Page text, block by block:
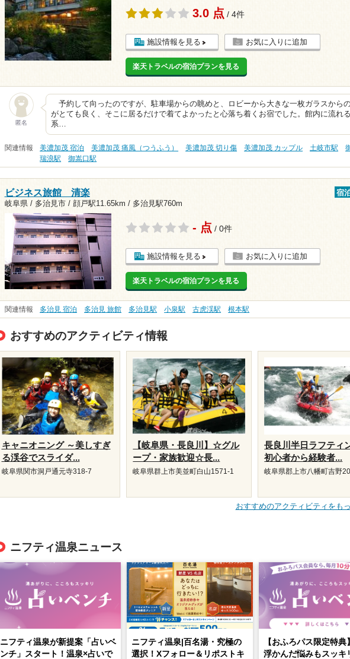
3.0 点 / 4件
施設情報を見る お気に入りに追加
楽天トラベルの宿泊プランを見る
匿名
予約して向ったのですが、駐車場からの眺めと、ロビーから大きな一枚ガラスから
がとても良く、そこに居るだけで着てよかったと心落ち着くお宿でした。館内に流れ
系…
関連情報 美濃加茂 宿泊 美濃加茂 痛風（つうふう） 美濃加茂 切り傷 美濃加茂 カップル 土岐市駅
瑞浪駅
御嵩口駅
ビジネス旅館 清楽
岐阜県 / 多治見市 / 顔戸駅11.65km / 多治見駅760m
宿
- 点 / 0件
施設情報を見る お気に入りに追加
楽天トラベルの宿泊プランを見る
関連情報 多治見 宿泊 多治見 旅館 多治見駅 小泉駅 古虎渓駅 根本駅
おすすめのアクティビティ情報
キャニオニング ～美しすぎ
る渓谷でスライダ...
岐阜県関市洞戸通元寺318-7
【岐阜県・長良川】☆グル
ープ・家族歓迎☆長...
岐阜県群上市美並町白山1571-1
長良川半日ラフティ
初心者から経験者...
岐阜県郡上市八幡町吉野
おすすめのアクティビティをも
ニフティ温泉ニュース
ニフティ温泉が新提案「占いベ
ンチ」スタート！温泉×占いで
ニフティ温泉|百名湯・究極の
選択！Xフォロー＆リポストキ
【おふろパス限定特典
浮かんだ悩みもスッキ